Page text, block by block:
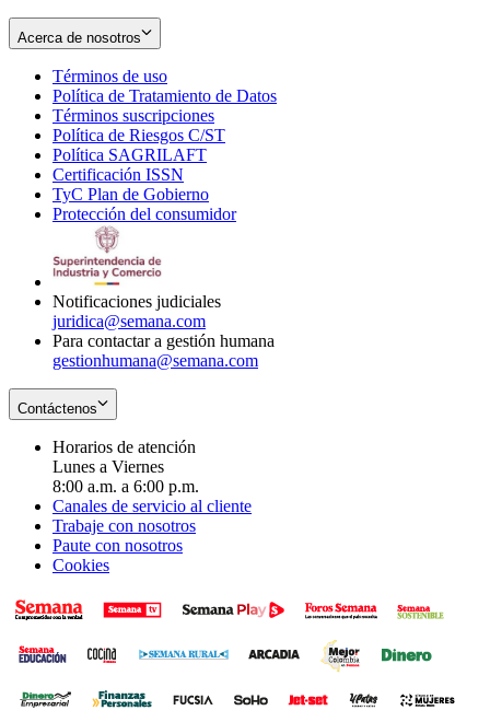
Acerca de nosotros
Términos de uso
in
new
window
Política de Tratamiento de Datos
Términos suscripciones
in
Política de Riesgos C/ST
Política SAGRILAFT
new
window
Certificación ISSN
in
new
TyC Plan de Gobierno
in
Protección del consumidorOpens
Notificaciones judiciales
juridica@semana.com
Para contactar a gestión humana
gestionhumana@semana.com
Contáctenos
Horarios de atención
Lunes a Viernes
8:00 a.m. a 6:00 p.m.
Canales de servicio al cliente
Trabaje con nosotros
Paute con nosotros
Cookies